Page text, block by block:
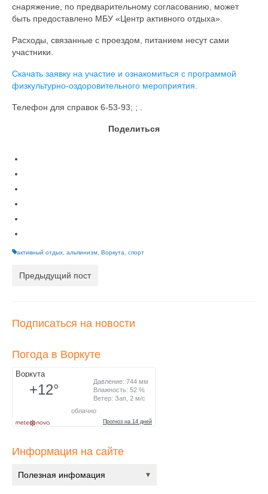
снаряжение, по предварительному согласованию, может
быть предоставлено МБУ «Центр активного отдыха».
Расходы, связанные с проездом, питанием несут сами
участники.
Скачать заявку на участие и ознакомиться с программой
физкультурно-оздоровительного мероприятия.
Телефон для справок 6-53-93; ; .
Поделиться
активный отдых альпинизм Воркута спорт
Предыдущий пост
Подписаться на новости
Погода в Воркуте
Информация на сайте
Полезная инфомация